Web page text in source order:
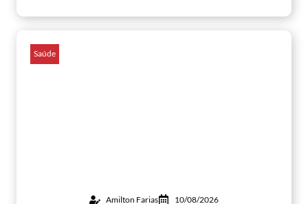
Saúde
Amilton Farias 10/08/2026